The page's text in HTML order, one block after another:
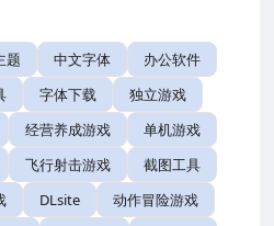
题 中文字体
办公软件
字体下载
独立游戏
经营养成游戏
单机游戏
飞行射击游戏
截图工具
DLsite
动作冒险游戏